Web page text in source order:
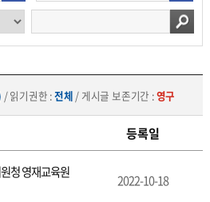
/ 읽기권한 :전체 / 게시글 보존기간 :영구
등록일
청 영재교육원
2022-10-18